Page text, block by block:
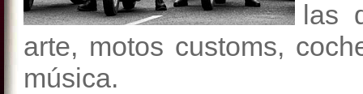
las
arte, motos customs,
música.